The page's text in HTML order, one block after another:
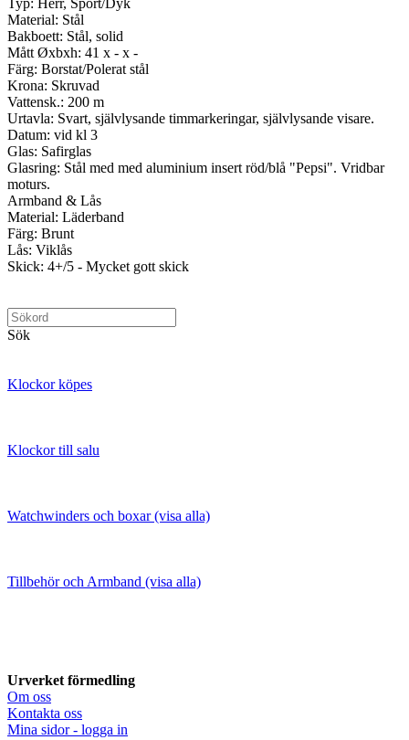
Material: Stål
Bakboett: Stål, solid
Mått Øxbxh: 41 x - x -
Färg: Borstat/Polerat stål
Krona: Skruvad
Vattensk.: 200 m
Urtavla: Svart, självlysande timmarkeringar, självlysande visare.
Datum: vid kl 3
Glas: Safirglas
Glasring: Stål med med aluminium insert röd/blå "Pepsi". Vridbar
moturs.
Armband & Lås
Material: Läderband
Färg: Brunt
Lås: Viklås
Skick: 4+/5 - Mycket gott skick
Sök
Klockor köpes
Klockor till salu
Watchwinders och boxar (visa alla)
Tillbehör och Armband (visa alla)
Urverket förmedling
Om oss
Kontakta oss
Mina sidor - logga in